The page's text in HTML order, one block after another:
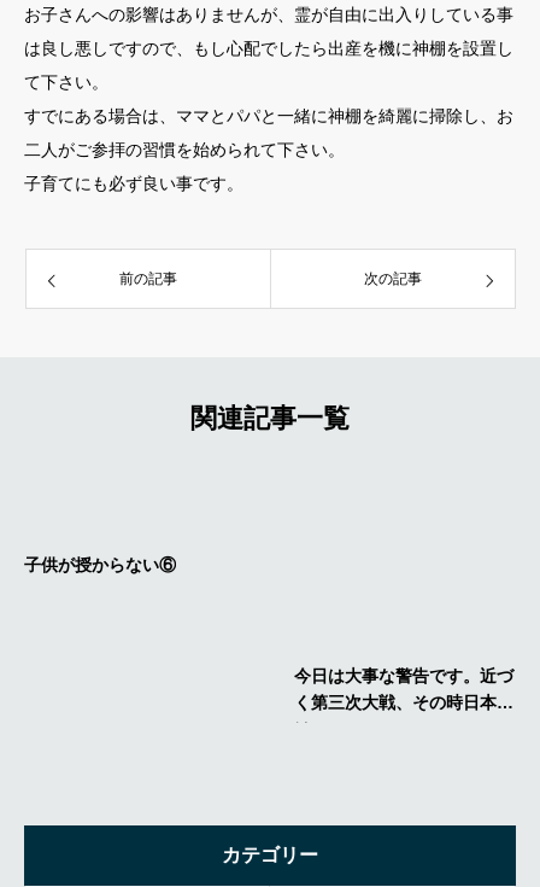
お子さんへの影響はありませんが、霊が自由に出入りしている事
は良し悪しですので、もし心配でしたら出産を機に神棚を設置し
て下さい。
すでにある場合は、ママとパパと一緒に神棚を綺麗に掃除し、お
二人がご参拝の習慣を始められて下さい。
子育てにも必ず良い事です。
前の記事 次の記事
関連記事一覧
カテゴリー